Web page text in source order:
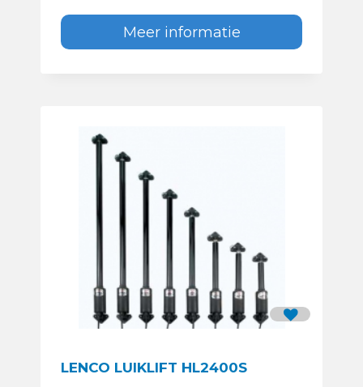
Meer informatie
LENCO LUIKLIFT HL2400S